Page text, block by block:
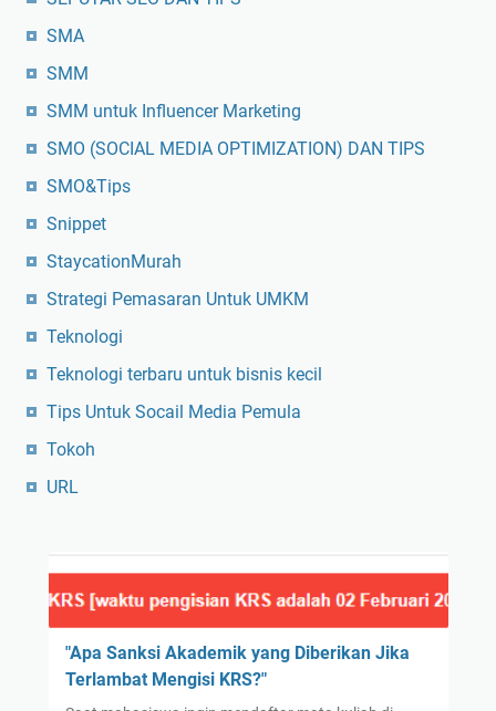
SMA
SMM
SMM untuk Influencer Marketing
SMO (SOCIAL MEDIA OPTIMIZATION) DAN TIPS
SMO&Tips
Snippet
StaycationMurah
Strategi Pemasaran Untuk UMKM
Teknologi
Teknologi terbaru untuk bisnis kecil
Tips Untuk Socail Media Pemula
Tokoh
URL
"Apa Sanksi Akademik yang Diberikan Jika
Terlambat Mengisi KRS?"